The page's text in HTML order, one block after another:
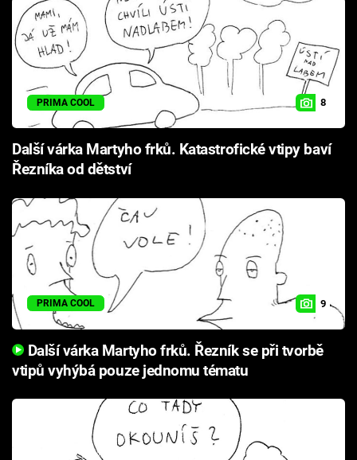
PRIMA COOL 8
Další várka Martyho frků. Katastrofické vtipy baví
Řezníka od dětství
PRIMA COOL 9
Další várka Martyho frků. Řezník se při tvorbě
vtipů vyhýbá pouze jednomu tématu